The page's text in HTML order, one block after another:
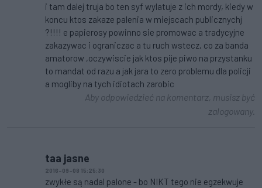
i tam dalej truja bo ten syf wylatuje z ich mordy, kiedy w
koncu ktos zakaze palenia w miejscach publicznychj
?!!!! e papierosy powinno sie promowac a tradycyjne
zakazywac i ograniczac a tu ruch wstecz, co za banda
amatorow ,oczywiscie jak ktos pije piwo na przystanku
to mandat od razu a jak jara to zero problemu dla policji
a mogliby na tych idiotach zarobic
Aby odpowiedzieć na komentarz, musisz być
zalogowany.
taa jasne
2016-09-08 15:25:30
zwykłe są nadal palone - bo NIKT tego nie egzekwuje